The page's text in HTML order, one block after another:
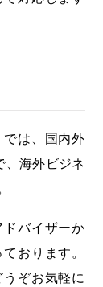
は、国内外
、海外ビジネ
バイザーか
おります。
ぞお気軽に